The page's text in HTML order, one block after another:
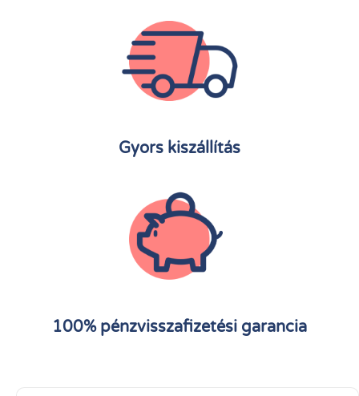
Gyors kiszállítás
100% pénzvisszafizetési garancia